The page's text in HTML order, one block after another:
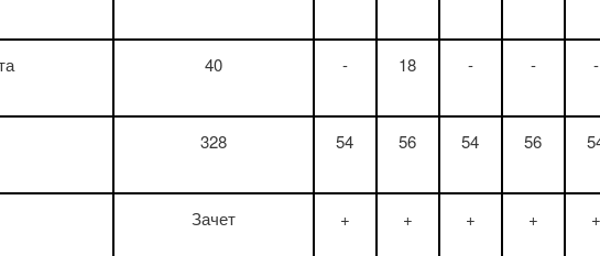
40 - 18 - - -
328 54 56 54 56
Зачет + + + + +